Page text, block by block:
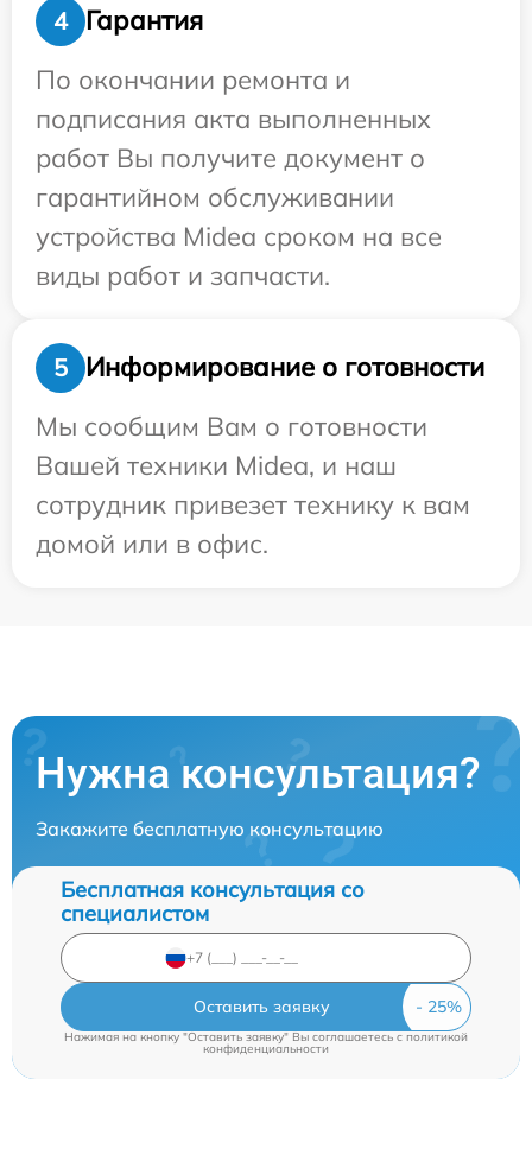
4
Гарантия
По окончании ремонта и
подписания акта выполненных
работ Вы получите документ о
гарантийном обслуживании
устройства Midea сроком на все
виды работ и запчасти.
5
Информирование о готовности
Мы сообщим Вам о готовности
Вашей техники Midea, и наш
сотрудник привезет технику к вам
домой или в офис.
Нужна консультация?
Закажите бесплатную консультацию
Бесплатная консультация со
специалистом
Оставить заявку
Нажимая на кнопку "Оставить заявку" Вы соглашаетесь cполитикой
конфиденциальности